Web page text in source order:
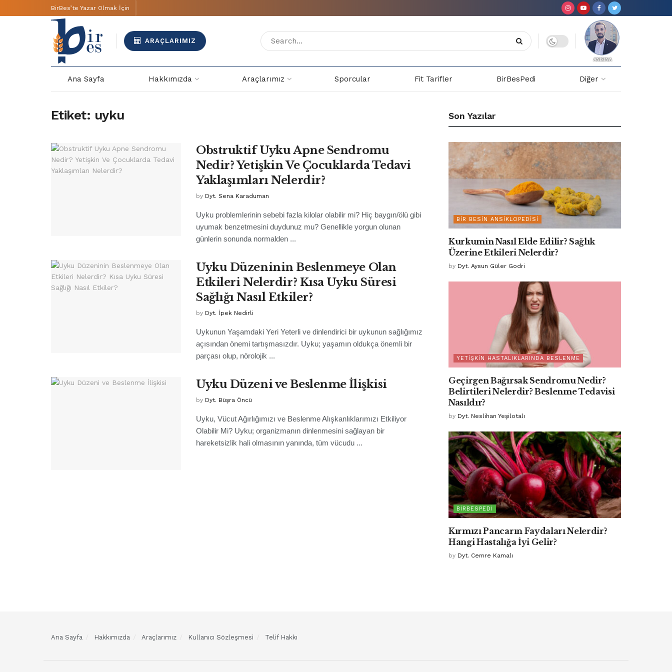
BirBes’te Yazar Olmak İçin
ARAÇLARIMIZ
Ana Sayfa Hakkımızda Araçlarımız Sporcular Fit Tarifler BirBesPedi Diğer
Etiket: uyku
Obstruktif Uyku Apne Sendromu
Nedir? Yetişkin Ve Çocuklarda Tedavi
Yaklaşımları Nelerdir?
by Dyt. Sena Karaduman
Uyku problemlerinin sebebi fazla kilolar olabilir mi? Hiç baygın/ölü gibi
uyumak benzetmesini duydunuz mu? Genellikle yorgun olunan
günlerin sonunda normalden ...
Uyku Düzeninin Beslenmeye Olan
Etkileri Nelerdir? Kısa Uyku Süresi
Sağlığı Nasıl Etkiler?
by Dyt. İpek Nedirli
Uykunun Yaşamdaki Yeri Yeterli ve dinlendirici bir uykunun sağlığımız
açısından önemi tartışmasızdır. Uyku; yaşamın oldukça önemli bir
parçası olup, nörolojik ...
Uyku Düzeni ve Beslenme İlişkisi
by Dyt. Büşra Öncü
Uyku, Vücut Ağırlığımızı ve Beslenme Alışkanlıklarımızı Etkiliyor
Olabilir Mi? Uyku; organizmanın dinlenmesini sağlayan bir
hareketsizlik hali olmasının yanında, tüm vücudu ...
Son Yazılar
BIR BESIN ANSIKLOPEDISI
Kurkumin Nasıl Elde Edilir? Sağlık
Üzerine Etkileri Nelerdir?
by Dyt. Aysun Güler Godri
YETIŞKIN HASTALIKLARINDA BESLENME
Geçirgen Bağırsak Sendromu Nedir?
Belirtileri Nelerdir? Beslenme Tedavisi
Nasıldır?
by Dyt. Neslihan Yeşilotalı
BIRBESPEDI
Kırmızı Pancarın Faydaları Nelerdir?
Hangi Hastalığa İyi Gelir?
by Dyt. Cemre Kamalı
Ana Sayfa Hakkımızda Araçlarımız Kullanıcı Sözleşmesi Telif Hakkı